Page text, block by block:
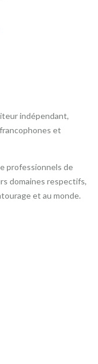
indépendant,
et
professionnels de
domaines respectifs,
et au monde.